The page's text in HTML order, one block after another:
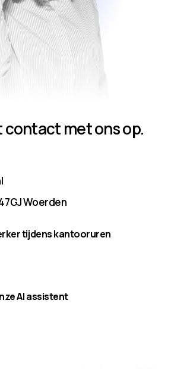
contact met ons op.
Woerden
tijdens kantooruren
AI assistent